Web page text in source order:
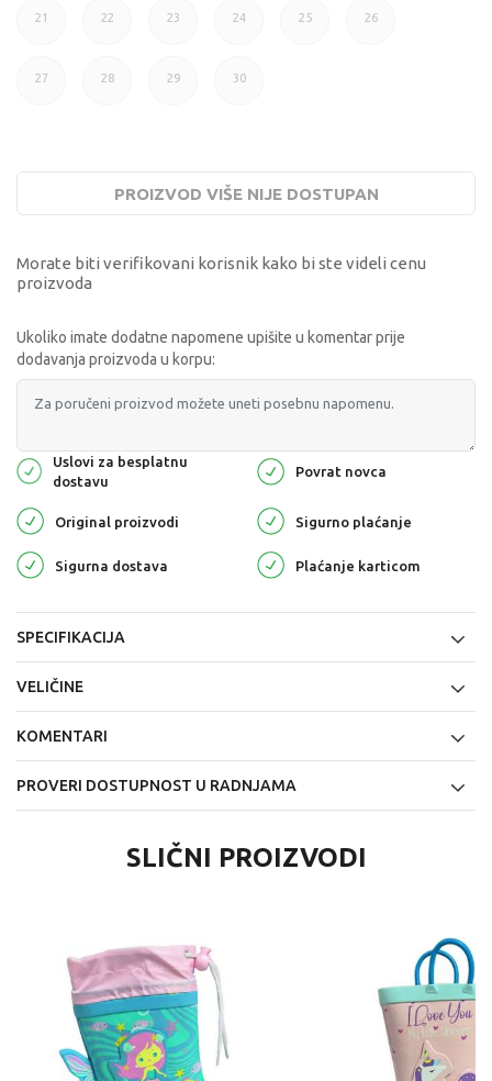
21 22 23 24 25 26
27 28 29 30
PROIZVOD VIŠE NIJE DOSTUPAN
Morate biti verifikovani korisnik kako bi ste videli cenu
proizvoda
Ukoliko imate dodatne napomene upišite u komentar prije
dodavanja proizvoda u korpu:
Uslovi za besplatnu
dostavu
Povrat novca
Original proizvodi Sigurno plaćanje
Sigurna dostava Plaćanje karticom
SPECIFIKACIJA
VELIČINE
KOMENTARI
PROVERI DOSTUPNOST U RADNJAMA
SLIČNI PROIZVODI